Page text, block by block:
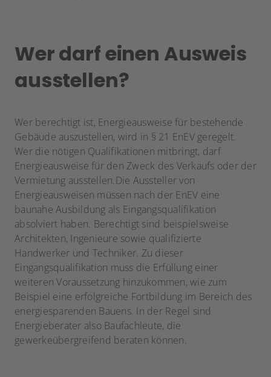
Wer darf einen Ausweis
ausstellen?
Wer berechtigt ist, Energieausweise für bestehende
Gebäude auszustellen, wird in § 21 EnEV geregelt.
Wer die nötigen Qualifikationen mitbringt, darf
Energieausweise für den Zweck des Verkaufs oder der
Vermietung ausstellen.Die Aussteller von
Energieausweisen müssen nach der EnEV eine
baunahe Ausbildung als Eingangsqualifikation
absolviert haben. Berechtigt sind beispielsweise
Architekten, Ingenieure sowie qualifizierte
Handwerker und Techniker. Zu dieser
Eingangsqualifikation muss die Erfüllung einer
weiteren Voraussetzung hinzukommen, wie zum
Beispiel eine erfolgreiche Fortbildung im Bereich des
energiesparenden Bauens. In der Regel sind
Energieberater also Baufachleute, die
gewerkeübergreifend beraten können.